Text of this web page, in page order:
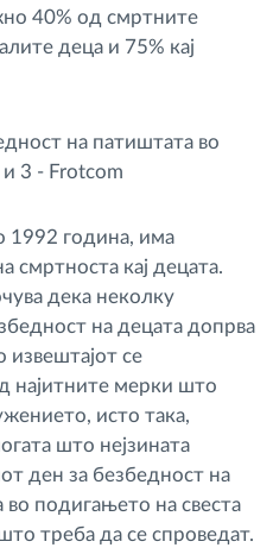
40% од смртните
деца и 75% кај
1992 година, има
смртноста кај децата.
дека неколку
на децата допрва
извештајот се
најитните мерки што
исто така,
што нејзината
ден за безбедност на
во подигањето на свеста
треба да се спроведат.